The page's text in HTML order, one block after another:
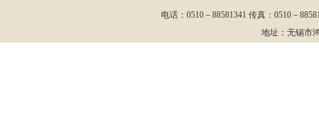
电话：0510－88581341 传真：0510－
地址：无锡市